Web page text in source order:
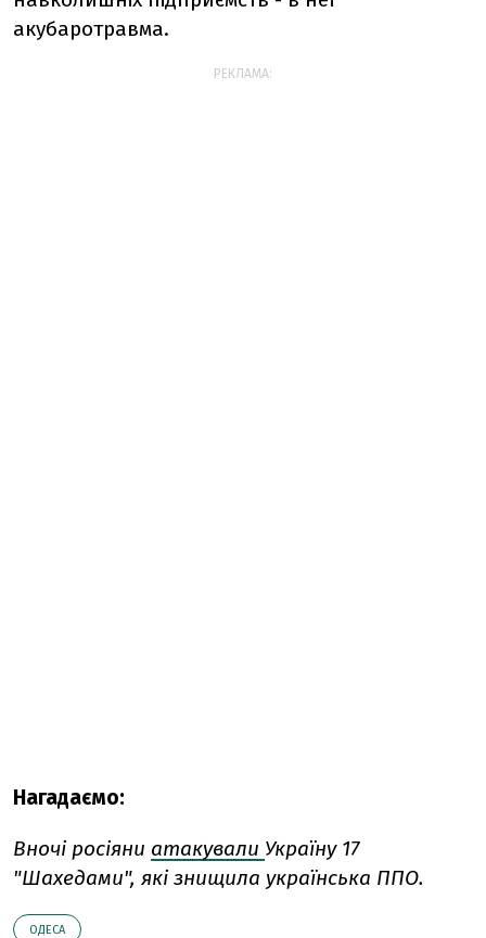
акубаротравма.
РЕКЛАМА:
Нагадаємо:
Вночі росіяни атакували Україну 17
"Шахедами", які знищила українська ППО.
ОДЕСА